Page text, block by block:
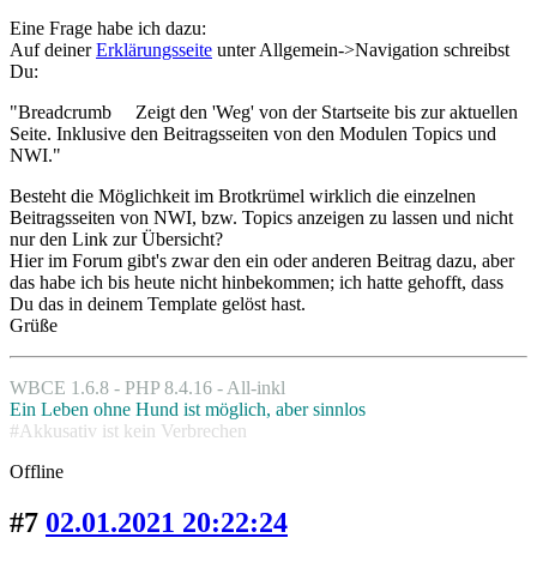
Eine Frage habe ich dazu:
Auf deinerErklärungsseite unter Allgemein->Navigation schreibst
Du:
"Breadcrumb Zeigt den 'Weg' von der Startseite bis zur aktuellen
Seite. Inklusive den Beitragsseiten von den Modulen Topics und
NWI."
Besteht die Möglichkeit im Brotkrümel wirklich die einzelnen
Beitragsseiten von NWI, bzw. Topics anzeigen zu lassen und nicht
nur den Link zur Übersicht?
Hier im Forum gibt's zwar den ein oder anderen Beitrag dazu, aber
das habe ich bis heute nicht hinbekommen; ich hatte gehofft, dass
Du das in deinem Template gelöst hast.
Grüße
WBCE 1.6.8 - PHP 8.4.16 - All-inkl
Ein Leben ohne Hund ist möglich, aber sinnlos
#Akkusativ ist kein Verbrechen
Offline
#7 02.01.2021 20:22:24